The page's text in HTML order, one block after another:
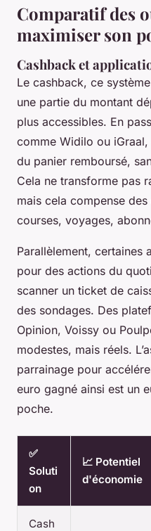
Comparatif des
maximiser son
Cashback et
Le cashback, ce
une partie du montant
plus accessibles. En
comme Widilo ou
du panier remboursé,
Cela ne transforme pas
mais cela compense
courses, voyages,
Parallèlement, certaines
pour des actions du
scanner un ticket de
des sondages. Des
Opinion, Voissy ou
modestes, mais réels.
parrainage pour
euro gagné ainsi est un
poche.
✅
Soluti
on
📈 Potentiel
d'économie
Cash